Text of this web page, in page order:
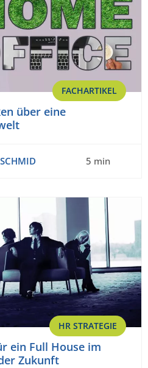
FACHARTIKEL
über eine
5 min
HR STRATEGIE
ein Full House im
Zukunft